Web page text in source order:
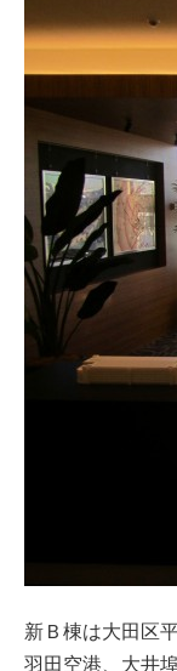
新Ｂ棟は大田区
羽田空港、大井